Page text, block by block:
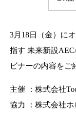
3月18日（金）に
指す 未来新設
ビナーの内容をご
主催 ：株式会社
協力 ：株式会社ホ